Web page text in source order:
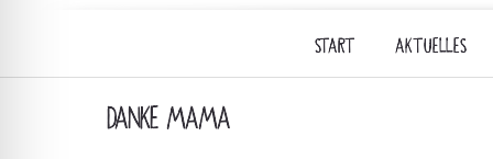
START AKTUELLES
DANKE MAMA